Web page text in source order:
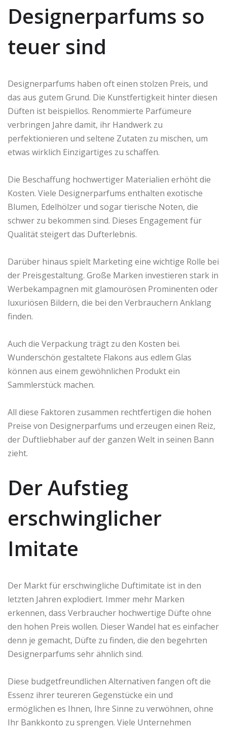
Designerparfums so
teuer sind
Designerparfums haben oft einen stolzen Preis, und
das aus gutem Grund. Die Kunstfertigkeit hinter diesen
Düften ist beispiellos. Renommierte Parfümeure
verbringen Jahre damit, ihr Handwerk zu
perfektionieren und seltene Zutaten zu mischen, um
etwas wirklich Einzigartiges zu schaffen.
Die Beschaffung hochwertiger Materialien erhöht die
Kosten. Viele Designerparfums enthalten exotische
Blumen, Edelhölzer und sogar tierische Noten, die
schwer zu bekommen sind. Dieses Engagement für
Qualität steigert das Dufterlebnis.
Darüber hinaus spielt Marketing eine wichtige Rolle bei
der Preisgestaltung. Große Marken investieren stark in
Werbekampagnen mit glamourösen Prominenten oder
luxuriösen Bildern, die bei den Verbrauchern Anklang
finden.
Auch die Verpackung trägt zu den Kosten bei.
Wunderschön gestaltete Flakons aus edlem Glas
können aus einem gewöhnlichen Produkt ein
Sammlerstück machen.
All diese Faktoren zusammen rechtfertigen die hohen
Preise von Designerparfums und erzeugen einen Reiz,
der Duftliebhaber auf der ganzen Welt in seinen Bann
zieht.
Der Aufstieg
erschwinglicher
Imitate
Der Markt für erschwingliche Duftimitate ist in den
letzten Jahren explodiert. Immer mehr Marken
erkennen, dass Verbraucher hochwertige Düfte ohne
den hohen Preis wollen. Dieser Wandel hat es einfacher
denn je gemacht, Düfte zu finden, die den begehrten
Designerparfums sehr ähnlich sind.
Diese budgetfreundlichen Alternativen fangen oft die
Essenz ihrer teureren Gegenstücke ein und
ermöglichen es Ihnen, Ihre Sinne zu verwöhnen, ohne
Ihr Bankkonto zu sprengen. Viele Unternehmen